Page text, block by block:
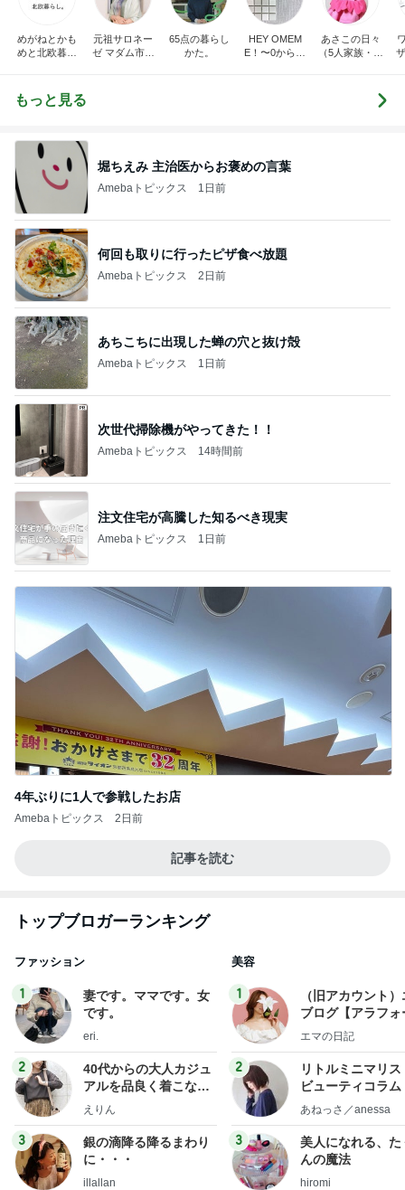
めがねとかも
めと北欧暮ら
元祖サロネー
ゼ マダム市川
65点の暮らし
かた。
HEY OMEM
E！〜0からの
あさこの日々
（5人家族・投
もっと見る
堀ちえみ 主治医からお褒めの言葉
Amebaトピックス 1日前
何回も取りに行ったピザ食べ放題
Amebaトピックス 2日前
あちこちに出現した蝉の穴と抜け殻
Amebaトピックス 1日前
次世代掃除機がやってきた！！
Amebaトピックス 14時間前
注文住宅が高騰した知るべき現実
Amebaトピックス 1日前
4年ぶりに1人で参戦したお店
Amebaトピックス 2日前
記事を読む
トップブロガーランキング
ファッション
1
妻です。ママです。女
です。
eri.
2
40代からの大人カジュ
アルを品良く着こなす
ファッションブログ
えりん
3
銀の滴降る降るまわり
に・・・
illallan
美容
1
（旧アカウント
ブログ【アラフォ
社売却セカンドラ
エマの日記
2
リトルミニマリス
ビューティコラ
little
あねっさ／anessa
3
美人になれる、た
んの魔法
hiromi